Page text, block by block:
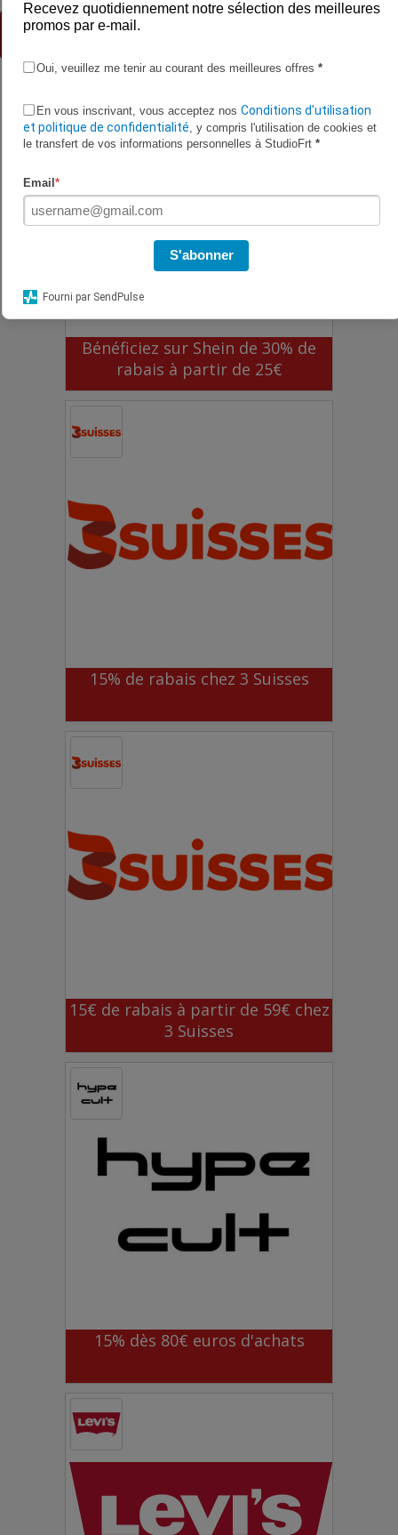
Les promos du rayon Vêtements
Bénéficiez sur Shein de 30% de
rabais à partir de 25€
15% de rabais chez 3 Suisses
15€ de rabais à partir de 59€ chez
3 Suisses
15% dès 80€ euros d'achats
Recevez quotidiennement notre sélection des meilleures
promos par e-mail.
Oui, veuillez me tenir au courant des meilleures offres *
En vous inscrivant, vous acceptez nos Conditions d'utilisation
et politique de confidentialité, y compris l'utilisation de cookies et
le transfert de vos informations personnelles à StudioFrt *
Email *
S'abonner
Fourni par SendPulse